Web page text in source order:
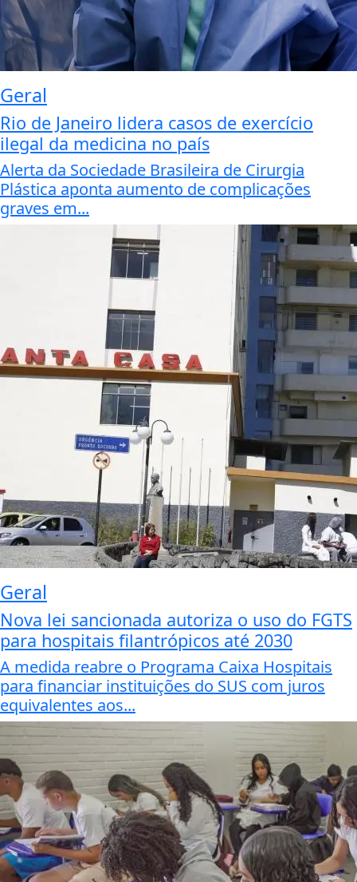
Geral
Rio de Janeiro lidera casos de exercício
ilegal da medicina no país
Alerta da Sociedade Brasileira de Cirurgia
Plástica aponta aumento de complicações
graves em...
Geral
Nova lei sancionada autoriza o uso do FGTS
para hospitais filantrópicos até 2030
A medida reabre o Programa Caixa Hospitais
para financiar instituições do SUS com juros
equivalentes aos...